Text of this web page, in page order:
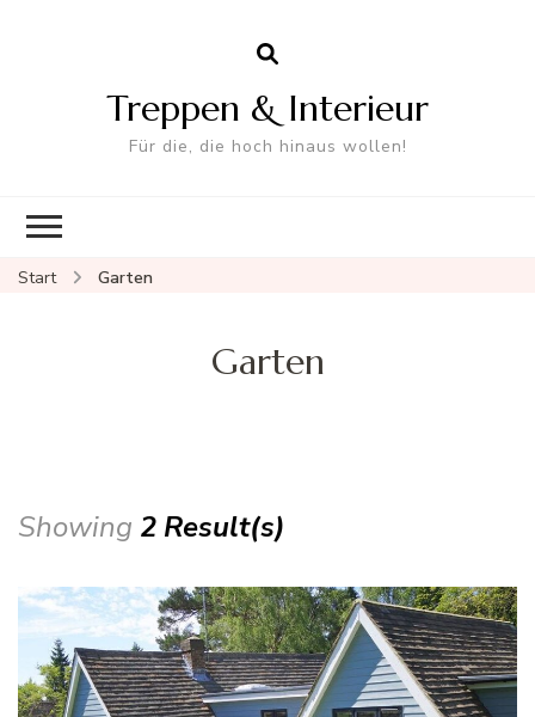
Treppen & Interieur
Für die, die hoch hinaus wollen!
Start Garten
Garten
Showing 2 Result(s)